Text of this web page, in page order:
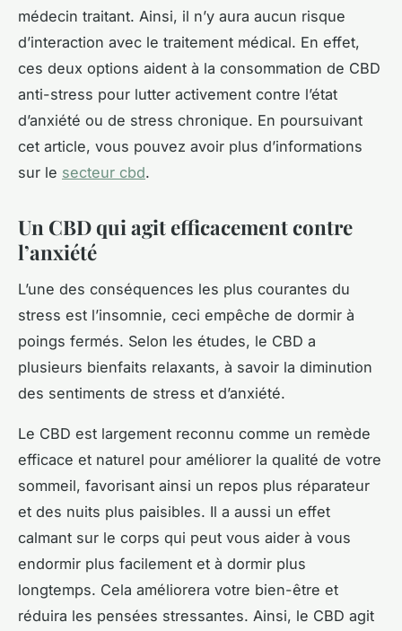
médecin traitant. Ainsi, il n’y aura aucun risque
d’interaction avec le traitement médical. En effet,
ces deux options aident à la consommation de CBD
anti-stress pour lutter activement contre l’état
d’anxiété ou de stress chronique. En poursuivant
cet article, vous pouvez avoir plus d’informations
sur le secteur cbd.
Un CBD qui agit efficacement contre
l’anxiété
L’une des conséquences les plus courantes du
stress est l’insomnie, ceci empêche de dormir à
poings fermés. Selon les études, le CBD a
plusieurs bienfaits relaxants, à savoir la diminution
des sentiments de stress et d’anxiété.
Le CBD est largement reconnu comme un remède
efficace et naturel pour améliorer la qualité de votre
sommeil, favorisant ainsi un repos plus réparateur
et des nuits plus paisibles. Il a aussi un effet
calmant sur le corps qui peut vous aider à vous
endormir plus facilement et à dormir plus
longtemps. Cela améliorera votre bien-être et
réduira les pensées stressantes. Ainsi, le CBD agit